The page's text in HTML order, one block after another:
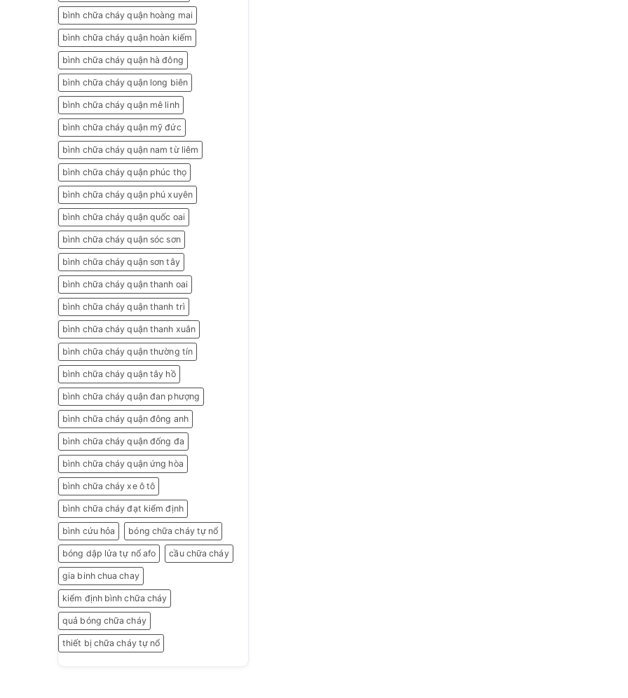
bình chữa cháy quận hoàng mai
bình chữa cháy quận hoàn kiếm
bình chữa cháy quận hà đông
bình chữa cháy quận long biên
bình chữa cháy quận mê linh
bình chữa cháy quận mỹ đức
bình chữa cháy quận nam từ liêm
bình chữa cháy quận phúc thọ
bình chữa cháy quận phú xuyên
bình chữa cháy quận quốc oai
bình chữa cháy quận sóc sơn
bình chữa cháy quận sơn tây
bình chữa cháy quận thanh oai
bình chữa cháy quận thanh trì
bình chữa cháy quận thanh xuân
bình chữa cháy quận thường tín
bình chữa cháy quận tây hồ
bình chữa cháy quận đan phượng
bình chữa cháy quận đông anh
bình chữa cháy quận đống đa
bình chữa cháy quận ứng hòa
bình chữa cháy xe ô tô
bình chữa cháy đạt kiểm định
bình cứu hỏa bóng chữa cháy tự nổ
bóng dập lửa tự nổ afo cầu chữa cháy
gia binh chua chay
kiểm định bình chữa cháy
quả bóng chữa cháy
thiết bị chữa cháy tự nổ